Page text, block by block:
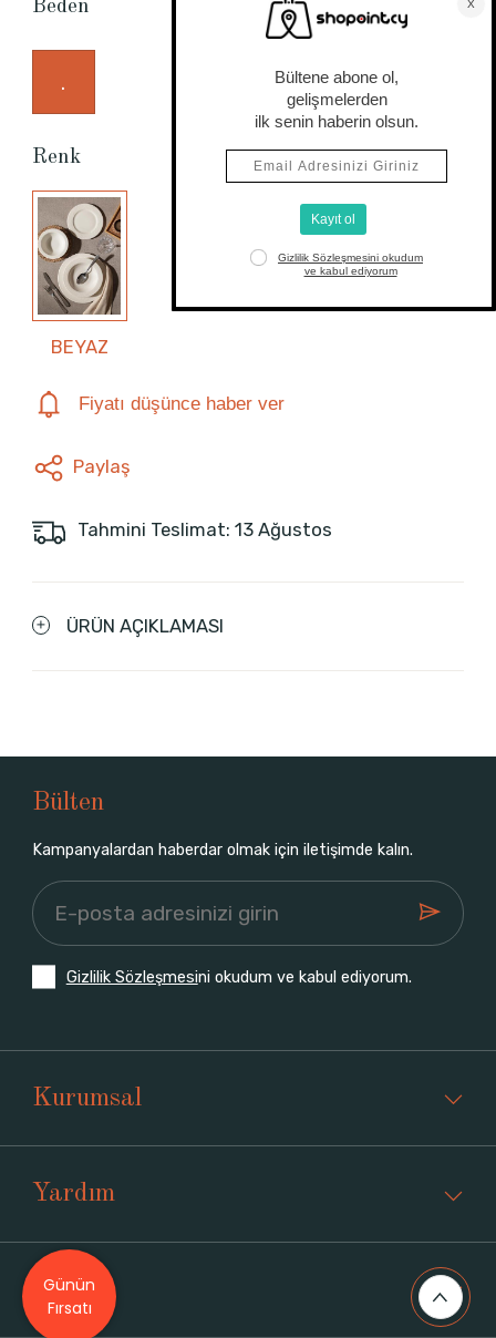
Beden
.
Renk
BEYAZ
Fiyatı düşünce haber ver
Paylaş
Tahmini Teslimat: 13 Ağustos
ÜRÜN AÇIKLAMASI
Bülten
Kampanyalardan haberdar olmak için iletişimde kalın.
Gizlilik Sözleşmesini okudum ve kabul ediyorum.
Kurumsal
Yardım
Üyelik
Günün
Fırsatı